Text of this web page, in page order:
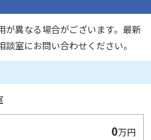
が異なる場合がございます。最新
室にお問い合わせください。
0万円